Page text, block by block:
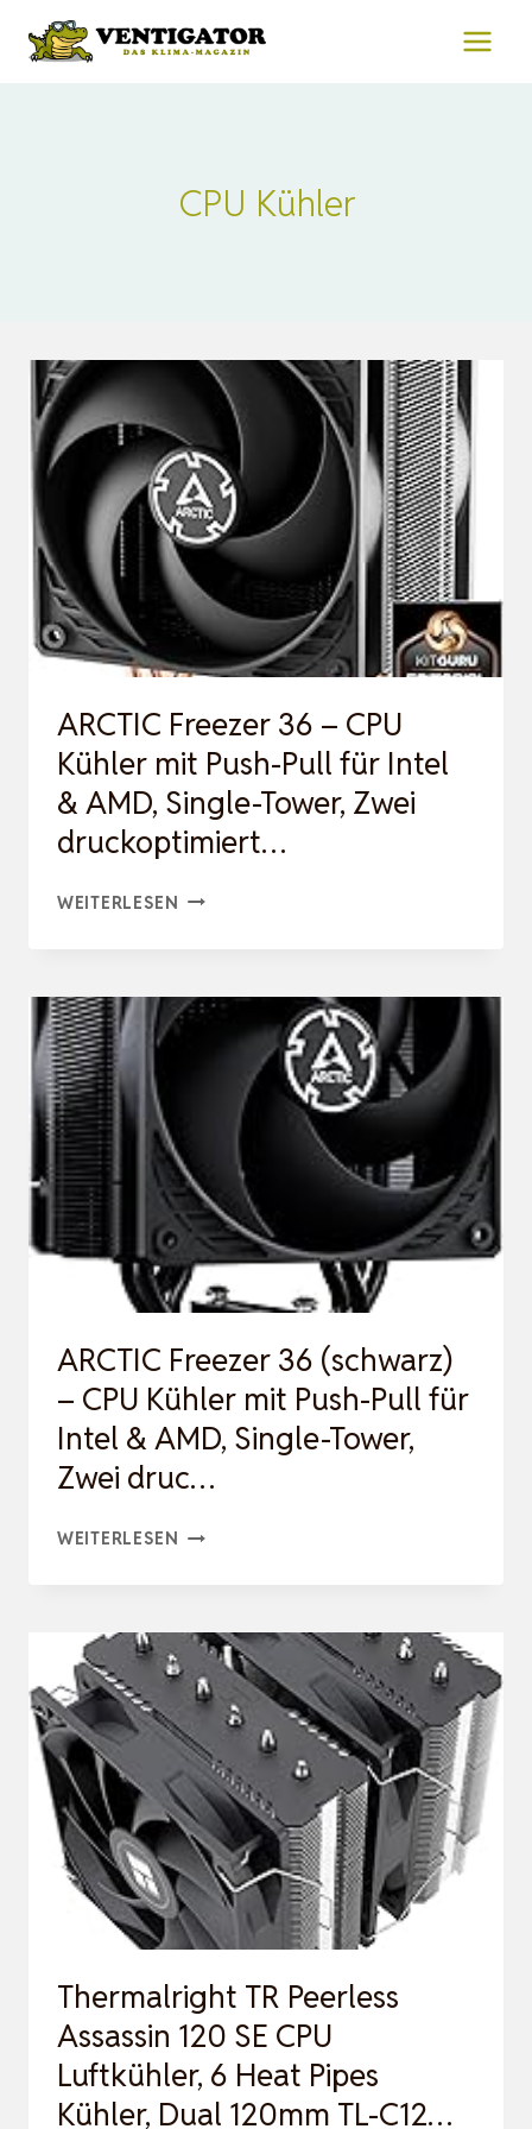
Inhalt
CPU Kühler
ARCTIC Freezer 36 – CPU
Kühler mit Push-Pull für Intel
& AMD, Single-Tower, Zwei
druckoptimiert…
WEITERLESEN ARCTIC
–
PUSH-
PULL
FÜR
INTEL
&
SINGLE-
TOWER,
ZWEI
DRUCKOPTIMIERT…
ARCTIC Freezer 36 (schwarz)
– CPU Kühler mit Push-Pull für
Intel & AMD, Single-Tower,
Zwei druc…
WEITERLESEN ARCTIC
(SCHWARZ)
–
CPU
KÜHLER
MIT
PUSH-
PULL
FÜR
INTEL
AMD,
SINGLE-
TOWER,
ZWEI
Thermalright TR Peerless
Assassin 120 SE CPU
Luftkühler, 6 Heat Pipes
Kühler, Dual 120mm TL-C12…